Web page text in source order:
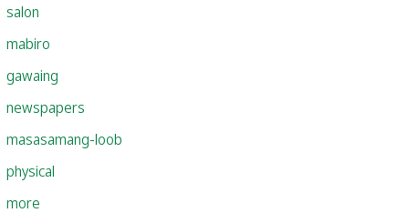
salon
mabiro
gawaing
newspapers
masasamang-loob
physical
more